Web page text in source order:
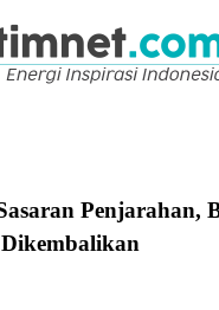
Penjarahan,